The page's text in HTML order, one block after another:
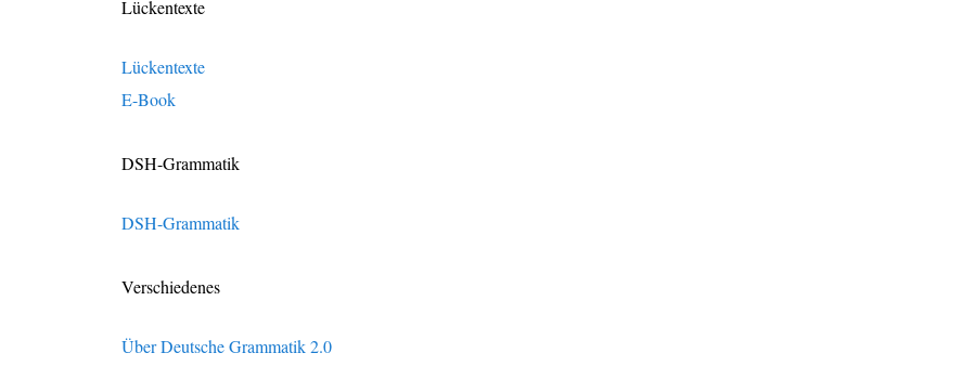
Lückentexte
Lückentexte
E-Book
DSH-Grammatik
DSH-Grammatik
Verschiedenes
Über Deutsche Grammatik 2.0